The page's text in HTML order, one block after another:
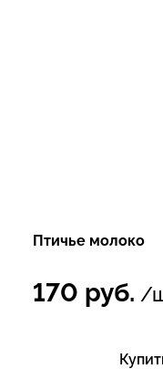
Птичье молоко
170 руб. /